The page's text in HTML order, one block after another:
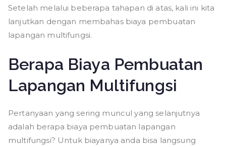
Setelah melalui beberapa tahapan di atas, kali ini kita
lanjutkan dengan membahas biaya pembuatan
lapangan multifungsi.
Berapa Biaya Pembuatan
Lapangan Multifungsi
Pertanyaan yang sering muncul yang selanjutnya
adalah berapa biaya pembuatan lapangan
multifungsi? Untuk biayanya anda bisa langsung